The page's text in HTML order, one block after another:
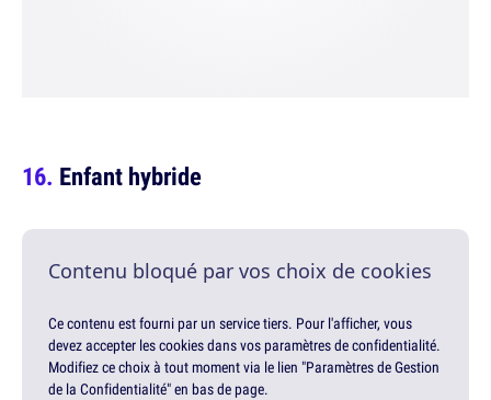
Enfant hybride
Contenu bloqué par vos choix de cookies
Ce contenu est fourni par un service tiers. Pour l'afficher, vous
devez accepter les cookies dans vos paramètres de confidentialité.
Modifiez ce choix à tout moment via le lien "Paramètres de Gestion
de la Confidentialité" en bas de page.